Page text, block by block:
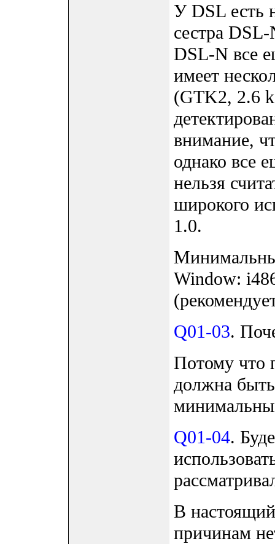
У DSL есть
сестра
DSL-N все
имеет
(GTK2, 2.6
внимание,
однако все
нельзя
широкого
1.0.
Window:
Q01-03.
Потому что
должна
Q01-04.
В
причинам